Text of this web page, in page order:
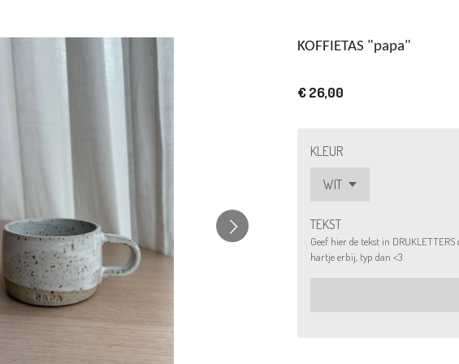
KOFFIETAS "papa"
€ 26,00
KLEUR
TEKST
Geef hier de tekst in
hartje erbij, typ dan <3